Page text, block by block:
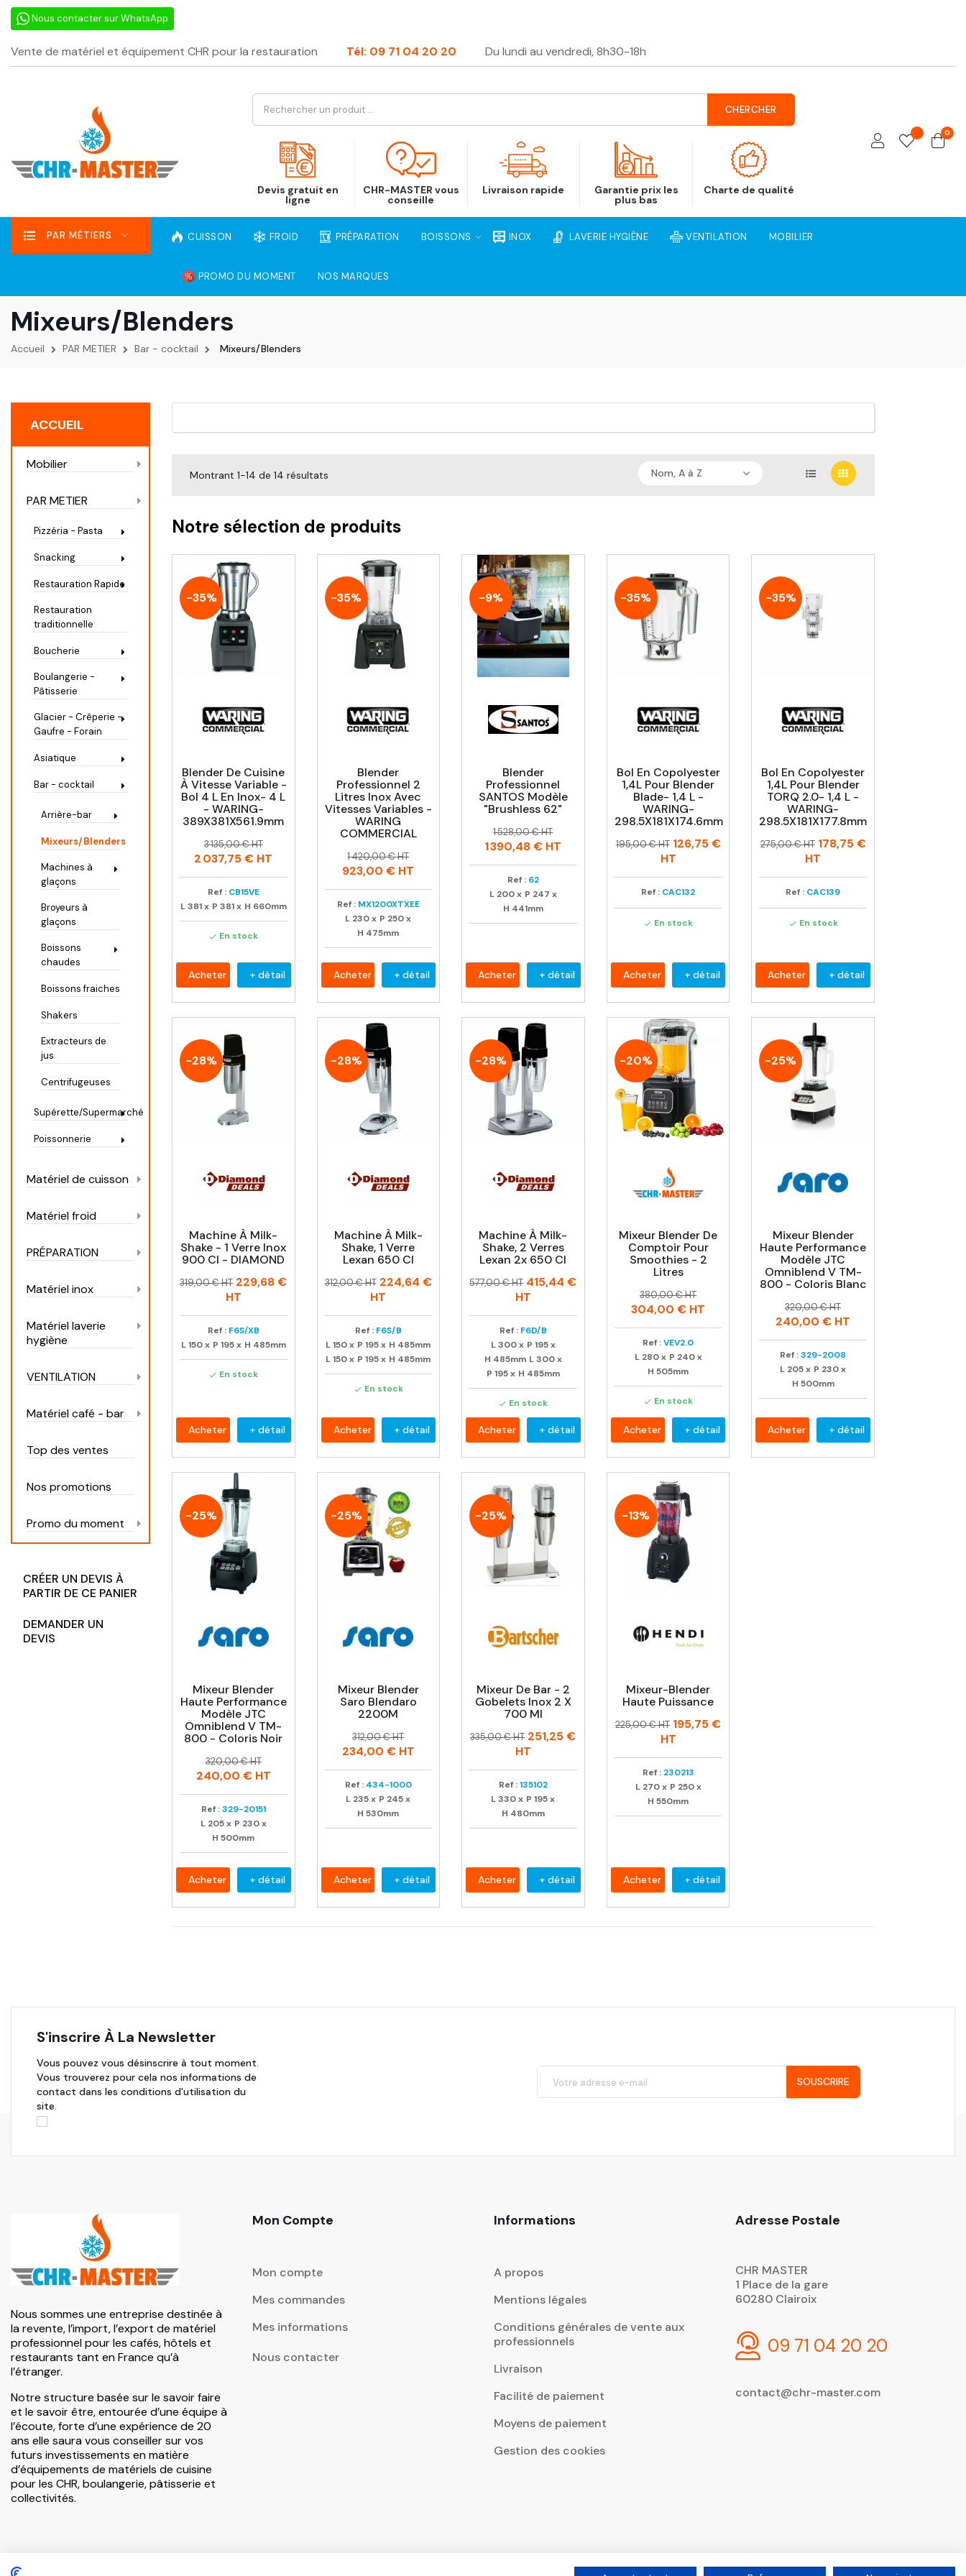
Nous contacter sur WhatsApp
Vente de matériel et équipement CHR pour la restauration Tél: 09 71 04 20 20 Du lundi au vendredi, 8h30-18h
CHERCHER
Devis gratuit en
ligne
CHR-MASTER vous
conseille
Livraison rapide Garantie prix les
plus bas
Charte de qualité
0
PAR MÉTIERS CUISSON FROID PRÉPARATION BOISSONS INOX LAVERIE HYGIÈNE VENTILATION MOBILIER
PROMO DU MOMENT NOS MARQUES
Mixeurs/Blenders
Accueil PAR METIER Bar - cocktail Mixeurs/Blenders
ACCUEIL
Mobilier
PAR METIER
Pizzéria - Pasta
Snacking
Restauration Rapide
Restauration
traditionnelle
Boucherie
Boulangerie -
Pâtisserie
Glacier - Crêperie -
Gaufre - Forain
Asiatique
Bar - cocktail
Arrière-bar
Mixeurs/Blenders
Machines à
glaçons
Broyeurs à
glaçons
Boissons
chaudes
Boissons fraiches
Shakers
Extracteurs de
jus
Centrifugeuses
Supérette/Supermarché
Poissonnerie
Matériel de cuisson
Matériel froid
PRÉPARATION
Matériel inox
Matériel laverie
hygiène
VENTILATION
Matériel café - bar
Top des ventes
Nos promotions
Promo du moment
CRÉER UN DEVIS À
PARTIR DE CE PANIER
DEMANDER UN
DEVIS
Montrant 1-14 de 14 résultats Nom, A à Z
Notre sélection de produits
-35%
Blender De Cuisine
À Vitesse Variable -
Bol 4 L En Inox- 4 L
- WARING-
389X381X561.9mm
Prix
Prix
habituel
3 135,00 € HT
2 037,75 € HT
Ref : CB15VE
L 381 x P 381 x H 660mm
 En stock
Acheter + détail
-35%
Blender
Professionnel 2
Litres Inox Avec
Vitesses Variables -
WARING
COMMERCIAL
Prix
Prix
habituel
1 420,00 € HT
923,00 € HT
Ref : MX1200XTXEE
L 230 x P 250 x
H 475mm
Acheter + détail
-9%
Blender
Professionnel
SANTOS Modèle
"Brushless 62"
Prix
Prix
habituel
1 528,00 € HT
1 390,48 € HT
Ref : 62
L 200x P 247 x
H 441mm
Acheter + détail
-35%
Bol En Copolyester
1,4L Pour Blender
Blade- 1,4 L -
WARING-
298.5X181X174.6mm
Prix
Prix
195,00 € HT 126,75 €
HT
Ref : CAC132
 En stock
Acheter + détail
-35%
Bol En Copolyester
1,4L Pour Blender
TORQ 2.0- 1,4 L -
WARING-
298.5X181X177.8mm
Prix
Prix
275,00 € HT 178,75 €
HT
Ref : CAC139
 En stock
Acheter + détail
-28%
Machine À Milk-
Shake - 1 Verre Inox
900 Cl - DIAMOND
Prix
Prix
319,00 € HT 229,68 €
HT
Ref : F6S/XB
L 150 x P 195 x H 485mm
 En stock
Acheter + détail
-28%
Machine À Milk-
Shake, 1 Verre
Lexan 650 Cl
Prix
Prix
312,00 € HT 224,64 €
HT
Ref : F6S/B
L 150 x P 195 x H 485mm
L 150 x P 195 x H 485mm
 En stock
Acheter + détail
-28%
Machine À Milk-
Shake, 2 Verres
Lexan 2x 650 Cl
Prix
Prix
577,00 € HT 415,44 €
HT
Ref : F6D/B
L300x P 195x
H 485mm L300x
P 195x H 485mm
 En stock
Acheter + détail
-20%
Mixeur Blender De
Comptoir Pour
Smoothies - 2
Litres
Prix
Prix
habituel
380,00 € HT
304,00 € HT
Ref :VEV2.0
L 280 x P 240 x
H 505mm
 En stock
Acheter + détail
-25%
Mixeur Blender
Haute Performance
Modèle JTC
Omniblend V TM-
800 - Coloris Blanc
Prix
Prix
habituel
320,00 € HT
240,00 € HT
Ref :329-2008
L 205x P 230x
H 500mm
Acheter + détail
-25%
Mixeur Blender
Haute Performance
Modèle JTC
Omniblend V TM-
800 - Coloris Noir
Prix
Prix
habituel
320,00 € HT
240,00 €HT
Ref : 329-20151
L 205 x P 230 x
H 500mm
Acheter + détail
-25%
Mixeur Blender
Saro Blendaro
2200M
Prix
Prix
habituel
312,00 € HT
234,00 €HT
Ref : 434-1000
L 235 x P 245 x
H 530mm
Acheter + détail
-25%
Mixeur De Bar - 2
Gobelets Inox 2 X
700 Ml
Prix
Prix
335,00 € HT 251,25 €
HT
Ref :135102
L 330 x P 195 x
H 480mm
Acheter + détail
-13%
Mixeur-Blender
Haute Puissance
Prix
Prix
225,00 € HT 195,75 €
HT
Ref : 230213
L 270 x P 250 x
H 550mm
Acheter + détail
S'inscrire À La Newsletter
Vous pouvez vous désinscrire à tout moment.
Vous trouverez pour cela nos informations de
contact dans les conditions d'utilisation du
site.
SOUSCRIRE
Nous sommes une entreprise destinée à
la revente, l’import, l’export de matériel
professionnel pour les cafés, hôtels et
restaurants tant en France qu’à
l’étranger.
Notre structure basée sur le savoir faire
et le savoir être, entourée d’une équipe à
l’écoute, forte d’une expérience de 20
ans elle saura vous conseiller sur vos
futurs investissements en matière
d’équipements de matériels de cuisine
pour les CHR, boulangerie, pâtisserie et
collectivités.
Mon Compte
Mon compte
Mes commandes
Mes informations
Nous contacter
Informations
A propos
Mentions légales
Conditions générales de vente aux
professionnels
Livraison
Facilité de paiement
Moyens de paiement
Gestion des cookies
Adresse Postale
CHR MASTER
1 Place de la gare
60280 Clairoix
09 71 04 20 20
contact@chr-master.com